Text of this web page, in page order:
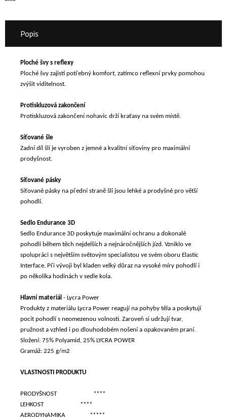
Popis
Ploché švy s reflexy
Ploché švy zajistí potřebný komfort, zatímco reflexní prvky pomohou
zvýšit viditelnost.
Protiskluzová zakončení
Protiskluzová zakončení nohavic drží kraťasy na svém místě.
Síťované šle
Zadní díl šlí je vyroben z jemné a kvalitní síťoviny pro maximální
prodyšnost.
Síťované pásky
Síťované pásky na přední straně šlí jsou lehké a prodyšné pro větší
pohodlí.
Sedlo Endurance 3D
Sedlo Endurance 3D poskytuje maximální ochranu a dokonalé
pohodlí během těch nejdelších a nejnáročnějších jízd. Vzniklo ve
spolupráci s největším světovým specialistou ve svém oboru Elastic
Interface. Při vývoji byl kladen velký důraz na vysoké míry pohodlí i
po několika hodinách v sedle kola.
Hlavní materiál - Lycra Power
Produkty z materiálu Lycra Power reagují na pohyby těla a poskytují
pocit pohodlí s neomezenou volnosti. Zaroveň si udržují tvar,
pružnost a vzhled i po dlouhodobém nošení a opakovaném praní.
Složení: 75% Polyamid, 25% LYCRA POWER
Gramáž: 225 g/m2
VLASTNOSTI PRODUKTU
PRODYŠNOST
****
LEHKOST
****
AERODYNAMIKA
*****